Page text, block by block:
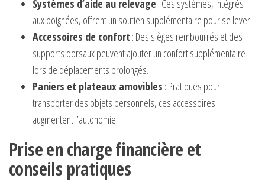
Systèmes d’aide au relevage : Ces systèmes, intégrés
aux poignées, offrent un soutien supplémentaire pour se lever.
Accessoires de confort : Des sièges rembourrés et des
supports dorsaux peuvent ajouter un confort supplémentaire
lors de déplacements prolongés.
Paniers et plateaux amovibles : Pratiques pour
transporter des objets personnels, ces accessoires
augmentent l’autonomie.
Prise en charge financière et
conseils pratiques